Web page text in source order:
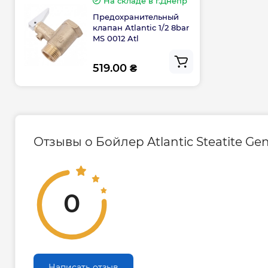
гарантирует безопасность эксплуатации и
электроэнергии.
Режим нагрева выбирается как
панель управления, так и удаленно со
установится максимальная температура
режим работы.
Благодарярежиму Boost
теплоизоляции высокой плотности
постоянные суточные потери
режиме Eco+
за неделю и адаптируется к потребностям
Предохранительный
клапан Atlantic 1/2 8bar
MS 0012 Atl
519.00 ₴
Отзывы о Бойлер Atlantic Steatite
0